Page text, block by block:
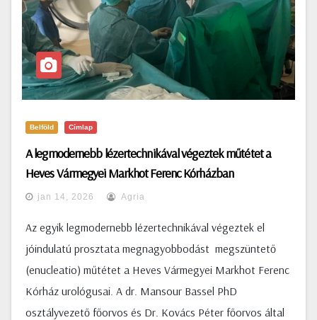
Belföld Címlap
A legmodernebb lézertechnikával végeztek műtétet a
Heves Vármegyei Markhot Ferenc Kórházban
jan 14, 2026 Agria
Az egyik legmodernebb lézertechnikával végeztek el
jóindulatú prosztata megnagyobbodást megszüntető
(enucleatio) műtétet a Heves Vármegyei Markhot Ferenc
Kórház urológusai. A dr. Mansour Bassel PhD
osztályvezető főorvos és Dr. Kovács Péter főorvos által